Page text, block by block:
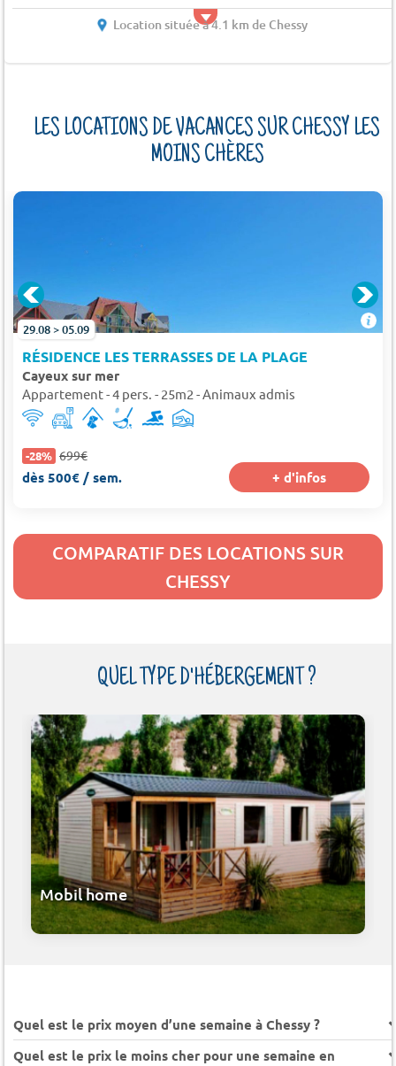
Location située à 4.1 km de Chessy
LES LOCATIONS DE VACANCES SUR CHESSY LES
MOINS CHÈRES
29.08 > 05.09
RÉSIDENCE LES TERRASSES DE LA PLAGE
Cayeux sur mer
Appartement - 4 pers. - 25m2 - Animaux admis
-28% 699€
dès 500€ / sem. + d'infos
COMPARATIF DES LOCATIONS SUR
CHESSY
QUEL TYPE D'HÉBERGEMENT ?
Mobil home
Quel est le prix moyen d’une semaine à Chessy ?
Quel est le prix le moins cher pour une semaine en